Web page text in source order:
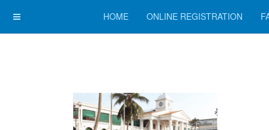
HOME ONLINE REGISTRATION